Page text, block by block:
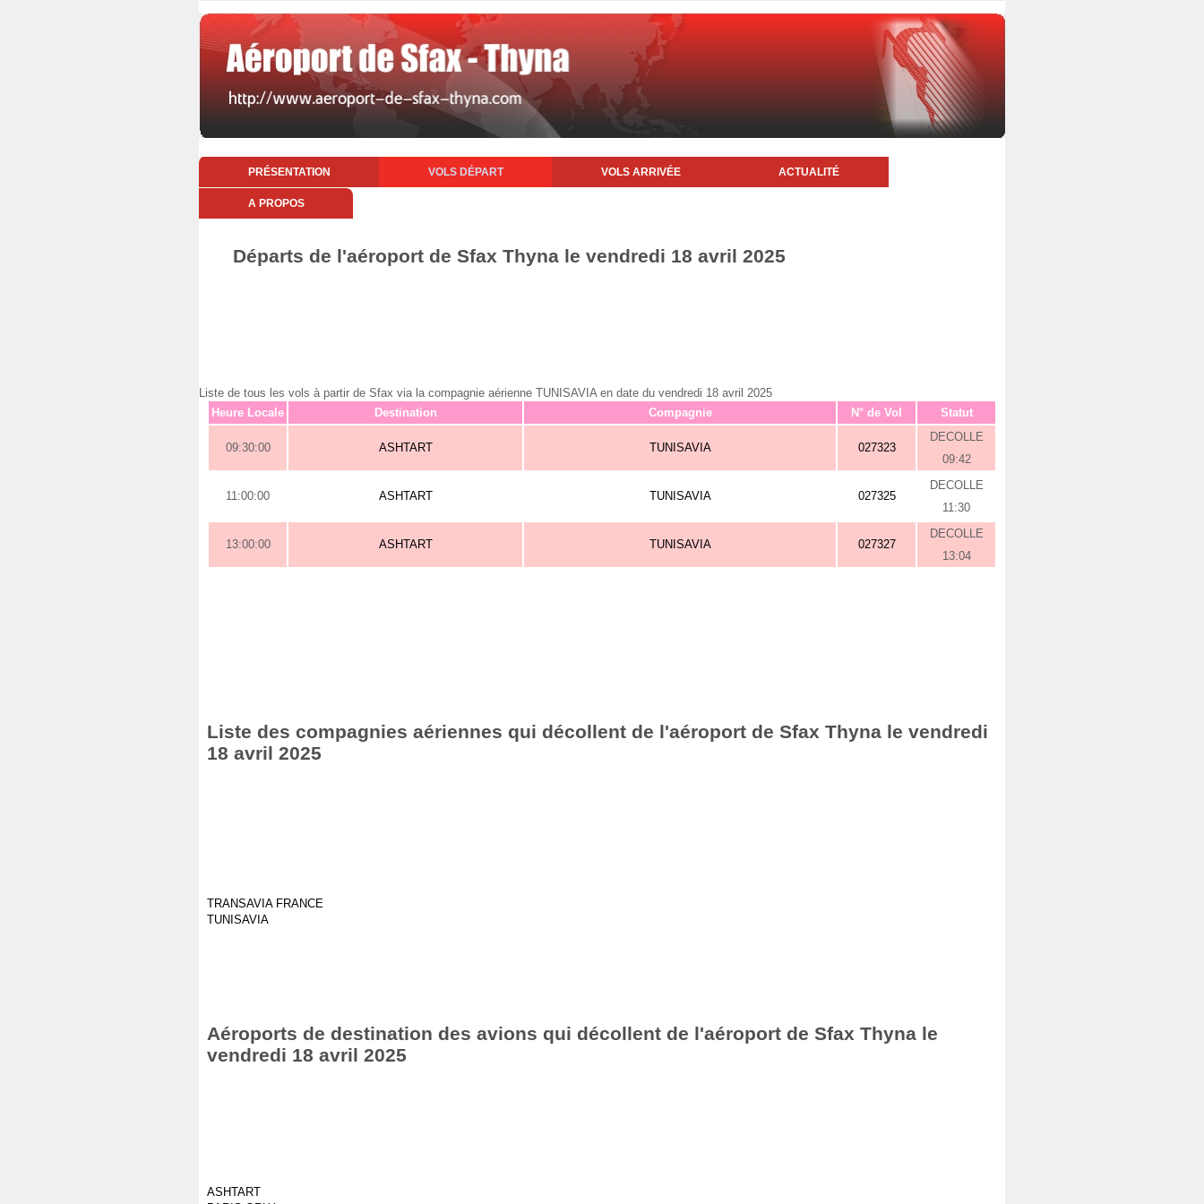
PRÉSENTATION VOLS DÉPART VOLS ARRIVÉE ACTUALITÉ
A PROPOS
Départs de l'aéroport de Sfax Thyna le vendredi 18 avril 2025
Liste de tous les vols à partir de Sfax via la compagnie aérienne TUNISAVIA en date du vendredi 18 avril 2025
Heure Locale
Destination Compagnie N° de Vol Statut
09:30:00 ASHTART TUNISAVIA 027323
DECOLLE
09:42
11:00:00 ASHTART TUNISAVIA 027325
DECOLLE
11:30
13:00:00 ASHTART TUNISAVIA 027327
DECOLLE
13:04
Liste des compagnies aériennes qui décollent de l'aéroport de Sfax Thyna le vendredi
18 avril 2025
TRANSAVIA FRANCE
TUNISAVIA
Aéroports de destination des avions qui décollent de l'aéroport de Sfax Thyna le
vendredi 18 avril 2025
ASHTART